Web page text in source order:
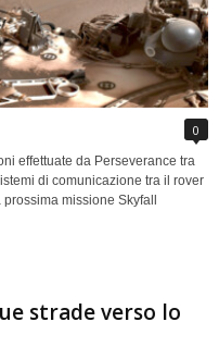
0
effettuate da Perseverance tra
di comunicazione tra il rover
missione Skyfall
strade verso lo